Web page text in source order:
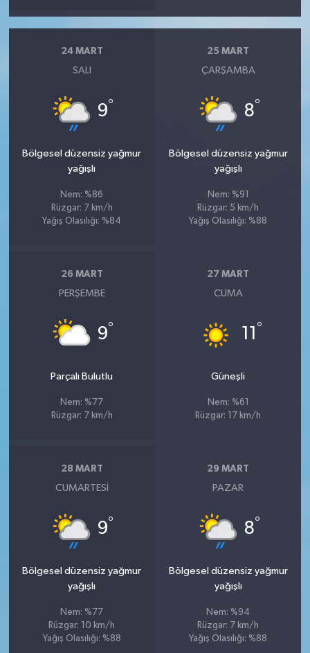
24 MART
SALI
9°
Bölgesel düzensiz yağmur
yağışlı
Nem: %86
Rüzgar: 7 km/h
Yağış Olasılığı: %84
25 MART
ÇARŞAMBA
8°
Bölgesel düzensiz yağmur
yağışlı
Nem: %91
Rüzgar: 5 km/h
Yağış Olasılığı: %88
26 MART
PERŞEMBE
9°
Parçalı Bulutlu
Nem: %77
Rüzgar: 7 km/h
27 MART
CUMA
11 °
Güneşli
Nem: %61
Rüzgar: 17 km/h
28 MART
CUMARTESI
9°
Bölgesel düzensiz yağmur
yağışlı
Nem: %77
Rüzgar: 10 km/h
Yağış Olasılığı: %88
29 MART
PAZAR
8°
Bölgesel düzensiz yağmur
yağışlı
Nem: %94
Rüzgar: 7 km/h
Yağış Olasılığı: %88